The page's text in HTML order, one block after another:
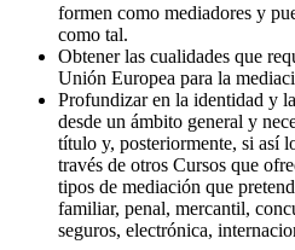
formen como mediadores y
como tal.
Obtener las cualidades que
Unión Europea para la
Profundizar en la identidad y
desde un ámbito general y
título y, posteriormente, si así
través de otros Cursos que
tipos de mediación que
familiar, penal, mercantil,
seguros, electrónica,